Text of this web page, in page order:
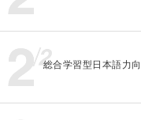
総合学習型日本語力